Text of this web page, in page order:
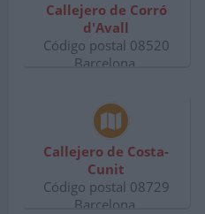
Callejero de Corró
d'Avall
Código postal 08520
Barcelona.
Callejero de Costa-
Cunit
Código postal 08729
Barcelona.